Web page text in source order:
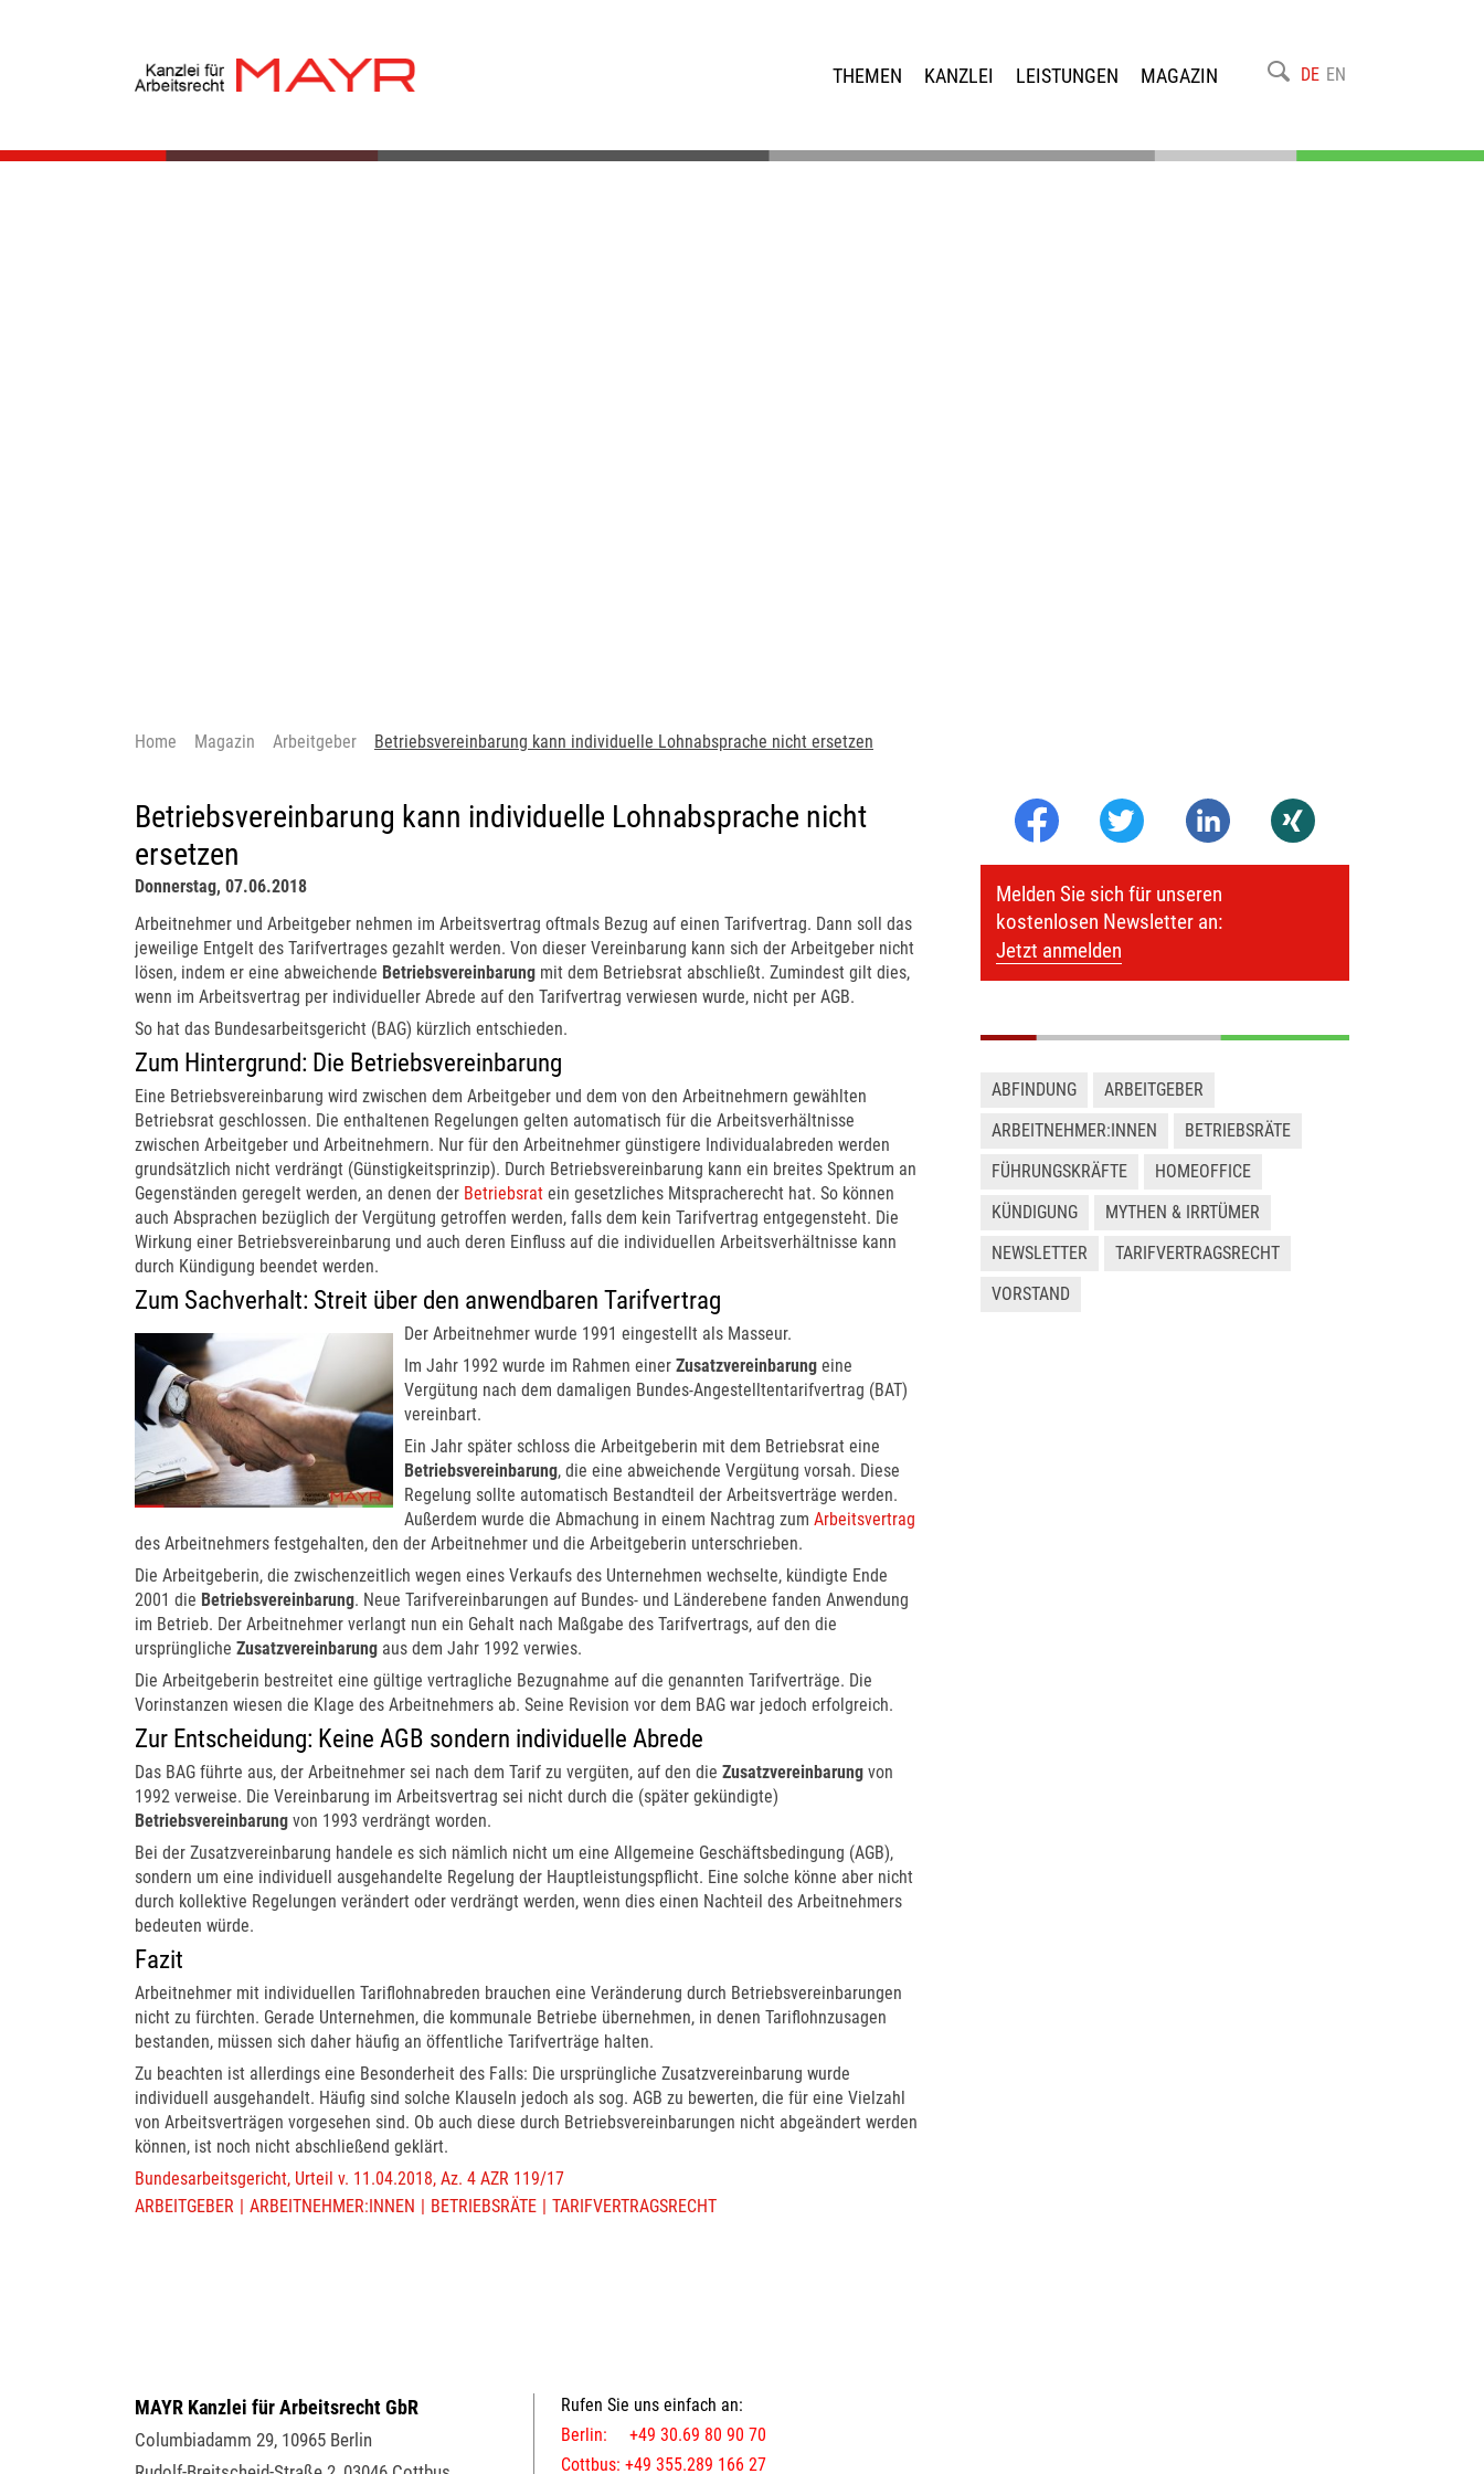
THEMEN KANZLEI LEISTUNGEN MAGAZIN DE EN
Home Magazin Arbeitgeber Betriebsvereinbarung kann individuelle Lohnabsprache nicht ersetzen
Betriebsvereinbarung kann individuelle Lohnabsprache nicht
ersetzen
Donnerstag, 07.06.2018
Arbeitnehmer und Arbeitgeber nehmen im Arbeitsvertrag oftmals Bezug auf einen Tarifvertrag. Dann soll das
jeweilige Entgelt des Tarifvertrages gezahlt werden. Von dieser Vereinbarung kann sich der Arbeitgeber nicht
lösen, indem er eine abweichende Betriebsvereinbarung mit dem Betriebsrat abschließt. Zumindest gilt dies,
wenn im Arbeitsvertrag per individueller Abrede auf den Tarifvertrag verwiesen wurde, nicht per AGB.
So hat das Bundesarbeitsgericht (BAG) kürzlich entschieden.
Zum Hintergrund: Die Betriebsvereinbarung
Eine Betriebsvereinbarung wird zwischen dem Arbeitgeber und dem von den Arbeitnehmern gewählten
Betriebsrat geschlossen. Die enthaltenen Regelungen gelten automatisch für die Arbeitsverhältnisse
zwischen Arbeitgeber und Arbeitnehmern. Nur für den Arbeitnehmer günstigere Individualabreden werden
grundsätzlich nicht verdrängt (Günstigkeitsprinzip). Durch Betriebsvereinbarung kann ein breites Spektrum an
Gegenständen geregelt werden, an denen der Betriebsrat ein gesetzliches Mitspracherecht hat. So können
auch Absprachen bezüglich der Vergütung getroffen werden, falls dem kein Tarifvertrag entgegensteht. Die
Wirkung einer Betriebsvereinbarung und auch deren Einfluss auf die individuellen Arbeitsverhältnisse kann
durch Kündigung beendet werden.
Zum Sachverhalt: Streit über den anwendbaren Tarifvertrag
Der Arbeitnehmer wurde 1991 eingestellt als Masseur.
Im Jahr 1992 wurde im Rahmen einerZusatzvereinbarung eine
Vergütung nach dem damaligen Bundes-Angestelltentarifvertrag (BAT)
vereinbart.
Ein Jahr später schloss die Arbeitgeberin mit dem Betriebsrat eine
Betriebsvereinbarung, die eine abweichende Vergütung vorsah. Diese
Regelung sollte automatisch Bestandteil der Arbeitsverträge werden.
Außerdem wurde die Abmachung in einem Nachtrag zumArbeitsvertrag
des Arbeitnehmers festgehalten, den der Arbeitnehmer und die Arbeitgeberin unterschrieben.
Die Arbeitgeberin, die zwischenzeitlich wegen eines Verkaufs des Unternehmen wechselte, kündigte Ende
2001 die Betriebsvereinbarung. Neue Tarifvereinbarungen auf Bundes- und Länderebene fanden Anwendung
im Betrieb. Der Arbeitnehmer verlangt nun ein Gehalt nach Maßgabe des Tarifvertrags, auf den die
ursprüngliche Zusatzvereinbarung aus dem Jahr 1992 verwies.
Die Arbeitgeberin bestreitet eine gültige vertragliche Bezugnahme auf die genannten Tarifverträge. Die
Vorinstanzen wiesen die Klage des Arbeitnehmers ab. Seine Revision vor dem BAG war jedoch erfolgreich.
Zur Entscheidung: Keine AGB sondern individuelle Abrede
Das BAG führte aus, der Arbeitnehmer sei nach dem Tarif zu vergüten, auf den die Zusatzvereinbarung von
1992 verweise. Die Vereinbarung im Arbeitsvertrag sei nicht durch die (später gekündigte)
Betriebsvereinbarung von 1993 verdrängt worden.
Bei der Zusatzvereinbarung handele es sich nämlich nicht um eine Allgemeine Geschäftsbedingung (AGB),
sondern um eine individuell ausgehandelte Regelung der Hauptleistungspflicht. Eine solche könne aber nicht
durch kollektive Regelungen verändert oder verdrängt werden, wenn dies einen Nachteil des Arbeitnehmers
bedeuten würde.
Fazit
Arbeitnehmer mit individuellen Tariflohnabreden brauchen eine Veränderung durch Betriebsvereinbarungen
nicht zu fürchten. Gerade Unternehmen, die kommunale Betriebe übernehmen, in denen Tariflohnzusagen
bestanden, müssen sich daher häufig an öffentliche Tarifverträge halten.
Zu beachten ist allerdings eine Besonderheit des Falls: Die ursprüngliche Zusatzvereinbarung wurde
individuell ausgehandelt. Häufig sind solche Klauseln jedoch als sog. AGB zu bewerten, die für eine Vielzahl
von Arbeitsverträgen vorgesehen sind. Ob auch diese durch Betriebsvereinbarungen nicht abgeändert werden
können, ist noch nicht abschließend geklärt.
Bundesarbeitsgericht, Urteil v. 11.04.2018, Az. 4 AZR 119/17
ARBEITGEBER
ARBEITNEHMER:INNEN BETRIEBSRÄTE TARIFVERTRAGSRECHT
Melden Sie sich für unseren
kostenlosen Newsletter an:
Jetzt anmelden
ABFINDUNG
ARBEITGEBER
ARBEITNEHMER:INNEN
BETRIEBSRÄTE
FÜHRUNGSKRÄFTE
HOMEOFFICE
KÜNDIGUNG
MYTHEN & IRRTÜMER
NEWSLETTER
TARIFVERTRAGSRECHT
VORSTAND
MAYR Kanzlei für Arbeitsrecht GbR
Columbiadamm 29, 10965 Berlin
Rufen Sie uns einfach an:
Berlin: +49 30.69 80 90 70
Cottbus: +49 355.289 166 27